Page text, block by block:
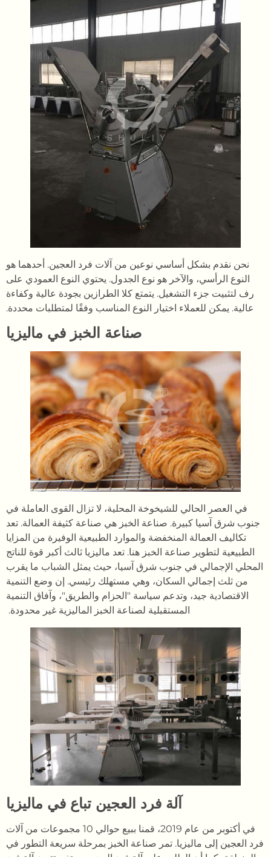
نحن نقدم بشكل أساسي نوعين من آلات فرد العجين. أحدهما هو
النوع الرأسي، والآخر هو نوع الجدول. يحتوي النوع العمودي على
رف لتثبيت جزء التشغيل. يتمتع كلا الطرازين بجودة عالية وكفاءة
عالية. يمكن للعملاء اختيار النوع المناسب وفقًا لمتطلبات محددة.
صناعة الخبز في ماليزيا
في العصر الحالي للشيخوخة المحلية، لا تزال القوى العاملة في
جنوب شرق آسيا كبيرة. صناعة الخبز هي صناعة كثيفة العمالة. تعد
تكاليف العمالة المنخفضة والموارد الطبيعية الوفيرة من المزايا
الطبيعية لتطوير صناعة الخبز هنا. تعد ماليزيا ثالث أكبر قوة للناتج
المحلي الإجمالي في جنوب شرق آسيا، حيث يمثل الشباب ما يقرب
من ثلث إجمالي السكان، وهي مستهلك رئيسي. إن وضع التنمية
الاقتصادية جيد، وتدعم سياسة "الحزام والطريق"، وآفاق التنمية
المستقبلية لصناعة الخبز الماليزية غير محدودة.
آلة فرد العجين تباع في ماليزيا
في أكتوبر من عام 2019، قمنا ببيع حوالي 10 مجموعات من آلات
فرد العجين إلى ماليزيا. تمر صناعة الخبز بمرحلة سريعة التطور في